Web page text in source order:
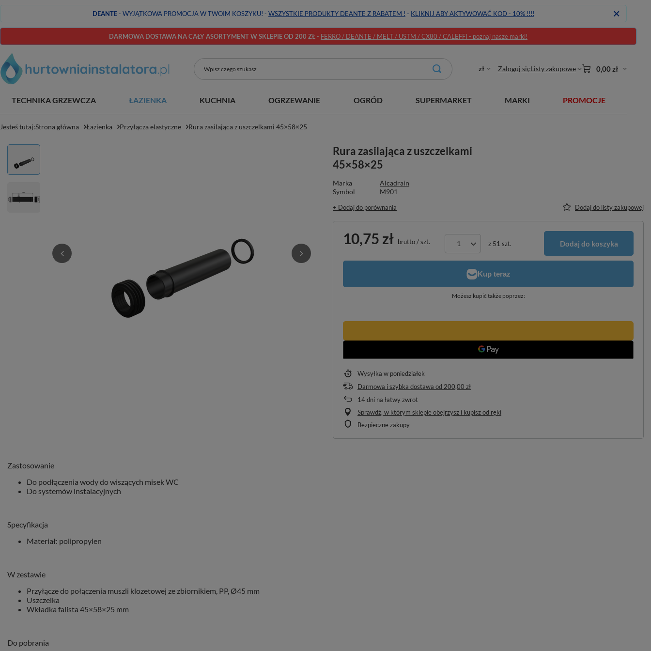
DEANTE- WYJĄTKOWA PROMOCJA W TWOIM KOSZYKU! - WSZYSTKIE PRODUKTY DEANTE Z RABATEM ! - KLIKNIJ ABY AKTYWOWAĆ KOD - 10% !!!!
DARMOWA DOSTAWA NA CAŁY ASORTYMENT W SKLEPIE OD 200 ZŁ- FERRO / DEANTE / MELT / USTM / CX80 / CALEFFI - poznaj nasze marki!
zł Zaloguj sięListy zakupowe 0,00 zł
TECHNIKA GRZEWCZA ŁAZIENKA KUCHNIA OGRZEWANIE OGRÓD SUPERMARKET MARKI PROMOCJE
Jesteś tutaj:Strona główna Łazienka Przyłącza elastyczne Rura zasilająca z uszczelkami 45×58×25
Rura zasilająca z uszczelkami
45×58×25
Marka
Alcadrain
Symbol
M901
+ Dodaj do porównania Dodaj do listy zakupowej
10,75 zł brutto/szt. z 51 szt. Dodaj do koszyka
Możesz kupić także poprzez:
Wysyłka w poniedziałek
Darmowa i szybka dostawa od 200,00 zł
14dni na łatwy zwrot
Sprawdź, w którym sklepie obejrzysz i kupisz od ręki
Bezpieczne zakupy
Zastosowanie
Do podłączenia wody do wiszących misek WC
Do systemów instalacyjnych
Specyfikacja
Materiał: polipropylen
W zestawie
Przyłącze do połączenia muszli klozetowej ze zbiornikiem, PP, Ø45 mm
Uszczelka
Wkładka falista 45×58×25 mm
Do pobrania